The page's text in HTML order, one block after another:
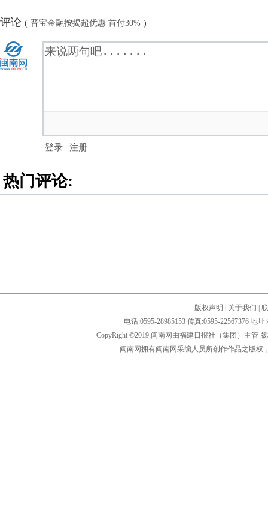
评论 ( 晋宝金融按揭超优惠 首付30% )
登录 | 注册
热门评论:
版权声明 关于我们
电话:0595-28985153 传真:0595-22567376 地
CopyRight ©2019 闽南网由福建日报社（集团）主管
闽南网拥有闽南网采编人员所创作作品之版